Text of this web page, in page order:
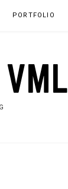
PORTFOLIO